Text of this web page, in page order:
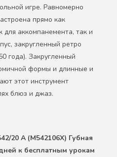
игре. Равномерно
прямо как
аккомпанемента, так и
закругленный ретро
года). Закругленный
формы и длинные и
этот инструмент
блюз и джаз.
20 A (M542106X) Губная
к бесплатным урокам